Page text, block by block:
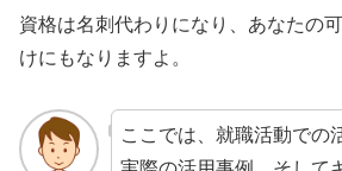
資格は名刺代わりになり、あなたの
けにもなりますよ。
ここでは、就職活動での